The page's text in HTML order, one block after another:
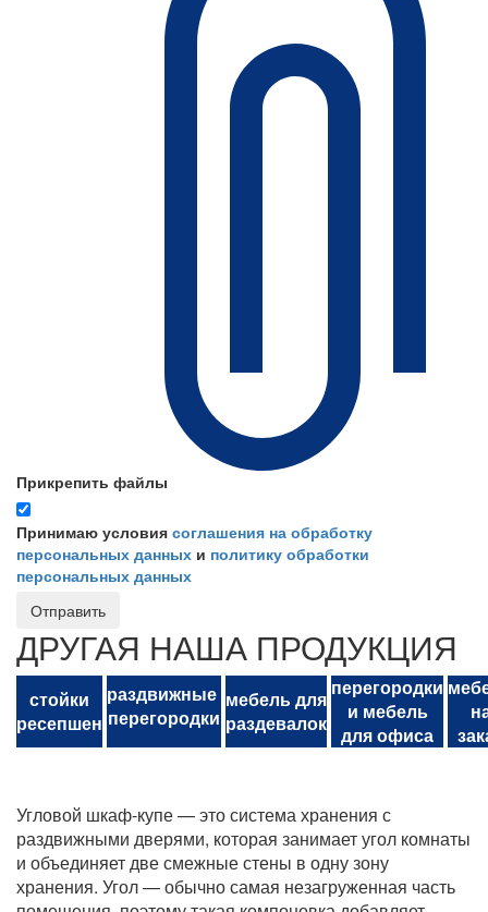
Прикрепить файлы
Принимаю условия соглашения на обработку
персональных данных и политику обработки
персональных данных
Отправить
ДРУГАЯ НАША ПРОДУКЦИЯ
стойки
ресепшен
раздвижные
перегородки
мебель для
раздевалок
перегородки
и мебель
для офиса
Угловой шкаф-купе — это система хранения с
раздвижными дверями, которая занимает угол комнаты
и объединяет две смежные стены в одну зону
хранения. Угол — обычно самая незагруженная часть